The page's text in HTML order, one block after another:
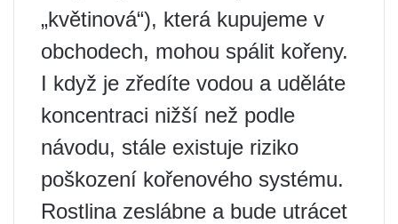
„květinová“), která kupujeme v
obchodech, mohou spálit kořeny.
I když je zředíte vodou a uděláte
koncentraci nižší než podle
návodu, stále existuje riziko
poškození kořenového systému.
Rostlina zeslábne a bude utrácet